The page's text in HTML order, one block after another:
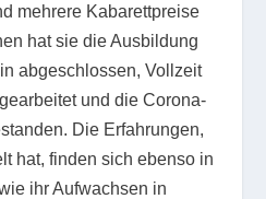
mehrere Kabarettpreise
hat sie die Ausbildung
abgeschlossen, Vollzeit
und die Corona-
Die Erfahrungen,
hat, finden sich ebenso in
ihr Aufwachsen in